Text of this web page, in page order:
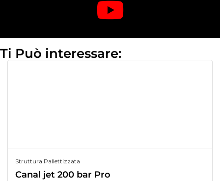
Ti Può interessare:
Struttura Pallettizzata
Canal jet 200 bar Pro